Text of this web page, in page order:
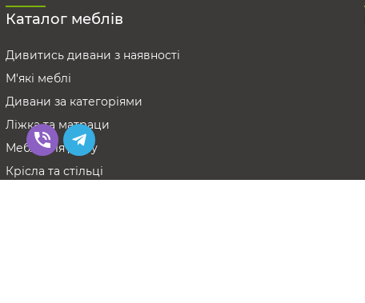
Каталог меблів
Дивитись дивани з наявності
М'які меблі
Дивани за категоріями
Ліжка та матраци
Меблі для дому
Крісла та стільці